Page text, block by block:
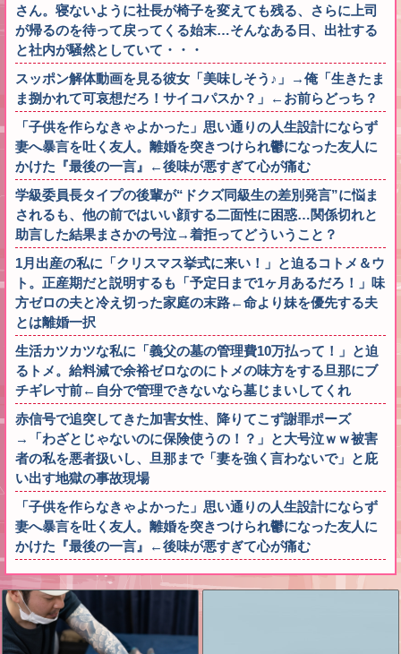
さん。寝ないように社長が椅子を変えても残る、さらに上司
が帰るのを待って戻ってくる始末…そんなある日、出社する
と社内が騒然としていて・・・
スッポン解体動画を見る彼女「美味しそう♪」→俺「生きたま
ま捌かれて可哀想だろ！サイコパスか？」←お前らどっち？
「子供を作らなきゃよかった」思い通りの人生設計にならず
妻へ暴言を吐く友人。離婚を突きつけられ鬱になった友人に
かけた『最後の一言』←後味が悪すぎて心が痛む
学級委員長タイプの後輩が“ドクズ同級生の差別発言”に悩ま
されるも、他の前ではいい顔する二面性に困惑…関係切れと
助言した結果まさかの号泣→着拒ってどういうこと？
1月出産の私に「クリスマス挙式に来い！」と迫るコトメ＆ウ
ト。正産期だと説明するも「予定日まで1ヶ月あるだろ！」味
方ゼロの夫と冷え切った家庭の末路←命より妹を優先する夫
とは離婚一択
生活カツカツな私に「義父の墓の管理費10万払って！」と迫
るトメ。給料減で余裕ゼロなのにトメの味方をする旦那にブ
チギレ寸前←自分で管理できないなら墓じまいしてくれ
赤信号で追突してきた加害女性、降りてこず謝罪ポーズ
→「わざとじゃないのに保険使うの！？」と大号泣ｗｗ被害
者の私を悪者扱いし、旦那まで「妻を強く言わないで」と庇
い出す地獄の事故現場
「子供を作らなきゃよかった」思い通りの人生設計にならず
妻へ暴言を吐く友人。離婚を突きつけられ鬱になった友人に
かけた『最後の一言』←後味が悪すぎて心が痛む